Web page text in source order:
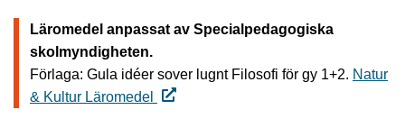
Läromedel anpassat av Specialpedagogiska
skolmyndigheten.
Förlaga: Gula idéer sover lugnt Filosofi för gy 1+2. Natur
& Kultur Läromedel